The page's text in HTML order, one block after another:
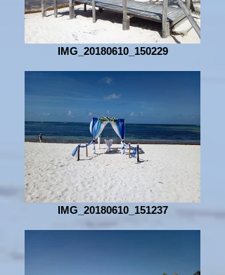
IMG_20180610_150229
IMG_20180610_151237